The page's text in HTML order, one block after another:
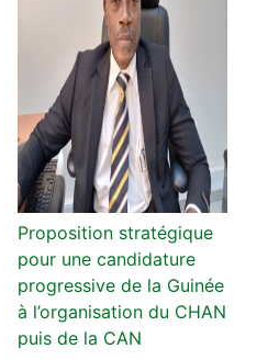
Proposition stratégique
pour une candidature
progressive de la Guinée
à l’organisation du CHAN
puis de la CAN